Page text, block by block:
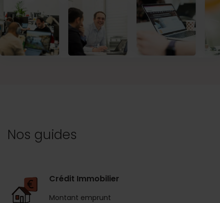
Nos guides
Crédit Immobilier
Montant emprunt